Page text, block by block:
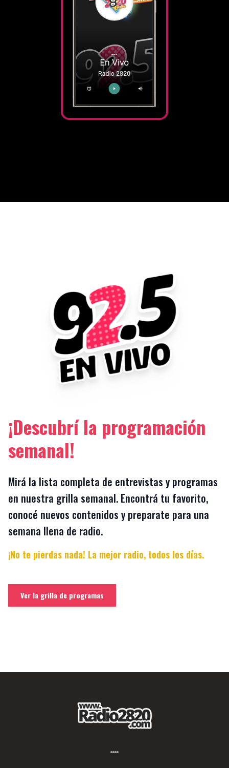
¡Descubrí la programación
semanal!
Mirá la lista completa de entrevistas y programas
en nuestra grilla semanal. Encontrá tu favorito,
conocé nuevos contenidos y preparate para una
semana llena de radio.
¡No te pierdas nada! La mejor radio, todos los días.
Ver la grilla de programas